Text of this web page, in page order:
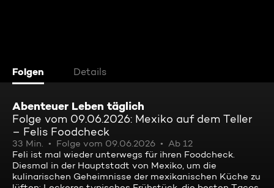
Folgen Details
Abenteuer Leben täglich
Folge vom 09.06.2026: Mexiko auf dem Teller
– Felis Foodcheck
33 Min. Folge vom 09.06.2026
Ab 12
Feli ist mal wieder unterwegs für ihren Foodcheck.
Diesmal in der Hauptstadt von Mexiko, um die
kulinarischen Geheimnisse der mexikanischen Küche zu